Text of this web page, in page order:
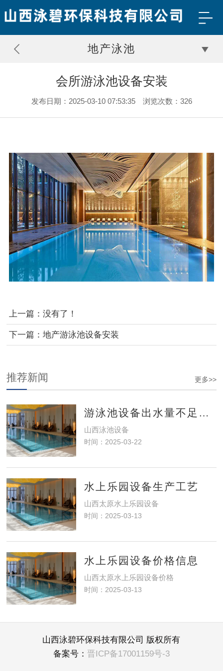
地产泳池
会所游泳池设备安装
发布日期：2025-03-10 07:53:35 浏览次数：326
上一篇：没有了！
下一篇： 地产游泳池设备安装
更多>>
推荐新闻
游泳池设备出水量不足怎么办？
山西泳池设备​
时间：2025-03-22
水上乐园设备生产工艺
山西太原水上乐园设备
时间：2025-03-13
水上乐园设备价格信息
山西太原水上乐园设备价格
时间：2025-03-13
山西泳碧环保科技有限公司 版权所有
备案号： 晋ICP备17001159号-3